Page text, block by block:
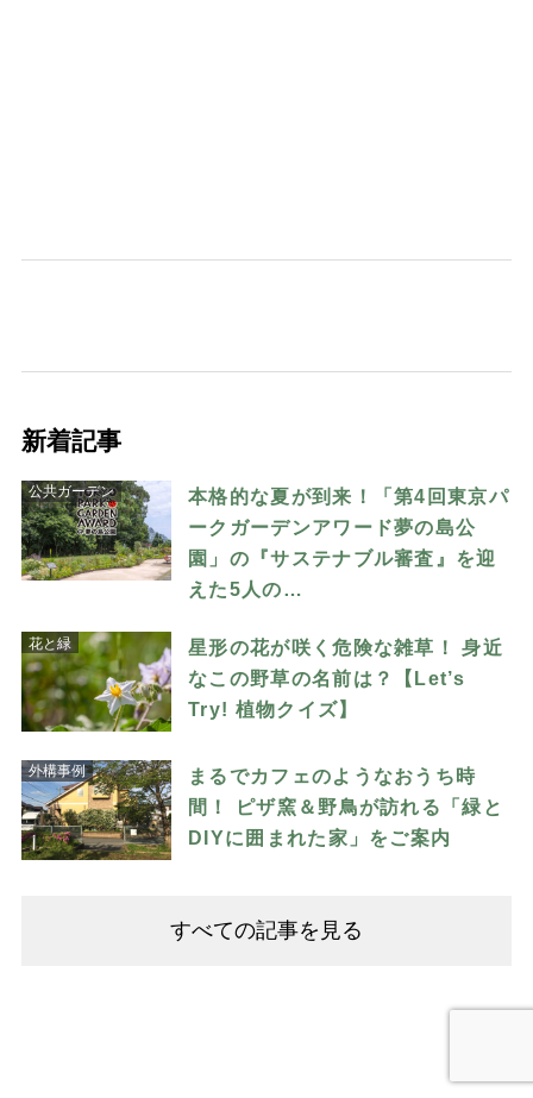
新着記事
公共ガーデン
本格的な夏が到来！「第4回東京パ
ークガーデンアワード夢の島公
園」の『サステナブル審査』を迎
えた5人の…
花と緑
星形の花が咲く危険な雑草！ 身近
なこの野草の名前は？【Let’s
Try! 植物クイズ】
外構事例
まるでカフェのようなおうち時
間！ ピザ窯＆野鳥が訪れる「緑と
DIYに囲まれた家」をご案内
すべての記事を見る